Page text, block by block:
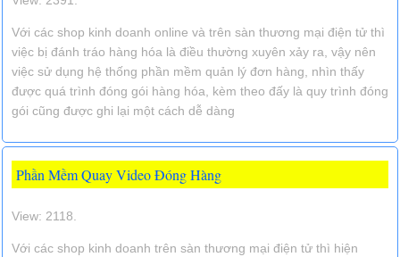
Với các shop kinh doanh online và trên sàn thương mại điện tử thì
việc bị đánh tráo hàng hóa là điều thường xuyên xảy ra, vậy nên
việc sử dụng hệ thống phần mềm quản lý đơn hàng, nhìn thấy
được quá trình đóng gói hàng hóa, kèm theo đấy là quy trình đóng
gói cũng được ghi lại một cách dễ dàng
Phần Mềm Quay Video Đóng Hàng
View: 2118.
Với các shop kinh doanh trên sàn thương mại điện tử thì hiện